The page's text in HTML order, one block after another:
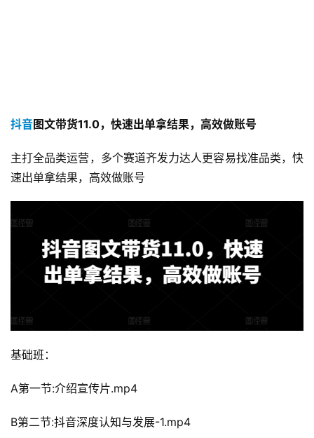
抖音图文带货11.0，快速出单拿结果，高效做账号
主打全品类运营，多个赛道齐发力达人更容易找准品类，快
速出单拿结果，高效做账号
基础班：
A第一节:介绍宣传片.mp4
B第二节:抖音深度认知与发展-1.mp4